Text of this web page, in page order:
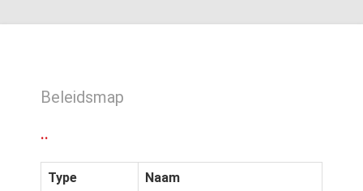
Beleidsmap
..
Type Naam